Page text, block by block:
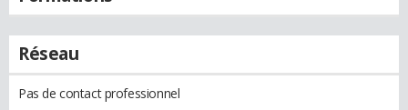
Réseau
Pas de contact professionnel